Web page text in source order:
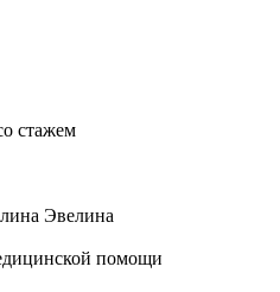
стажем
помощи